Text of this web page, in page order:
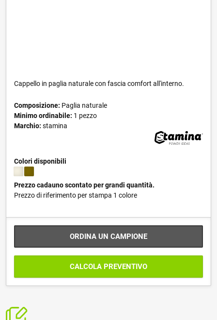
Cappello in paglia naturale con fascia comfort all'interno.
Composizione: Paglia naturale
Minimo ordinabile: 1 pezzo
Marchio: stamina
Colori disponibili
Prezzo cadauno scontato per grandi quantità.
Prezzo di riferimento per stampa 1 colore
ORDINA UN CAMPIONE
CALCOLA PREVENTIVO